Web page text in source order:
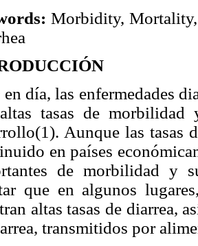
Morbidity, Mortality,
día, las enfermedades
tasas de morbilidad
Aunque las tasas
en países
de morbilidad y
que en algunos
altas tasas de diarrea,
transmitidos por